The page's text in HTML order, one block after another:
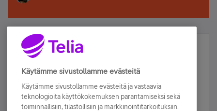
Älä jää paitsi – osallistu ja voita!
Tilaa Telian uutiskirje ja olet mukana arvonnassa.
sähköpostiisi.
Käytämme sivustollamme evästeitä
Käytämme sivustollamme evästeitä ja vastaavia
teknologioita käyttökokemuksen parantamiseksi sekä
toiminnallisiin, tilastollisiin ja markkinointitarkoituksiin.